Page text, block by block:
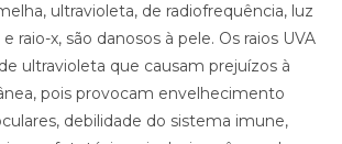
ultravioleta, de radiofrequência, luz
raio-x, são danosos à pele. Os raios UVA
ultravioleta que causam prejuízos à
pois provocam envelhecimento
debilidade do sistema imune,